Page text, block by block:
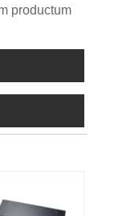
productum